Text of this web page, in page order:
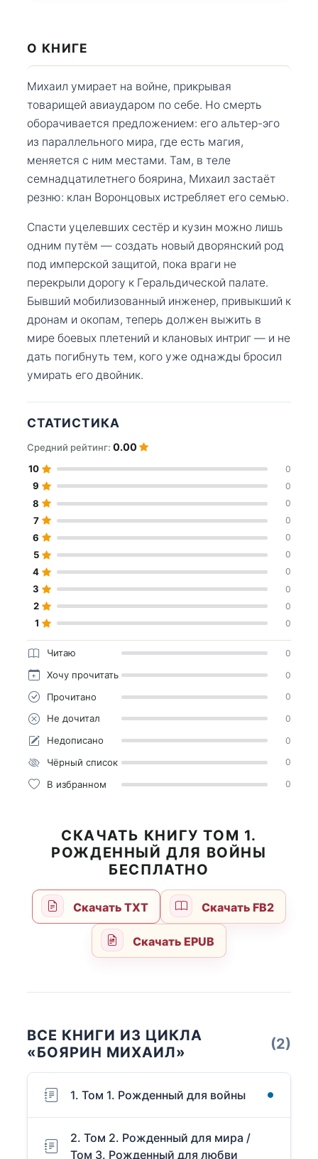
О КНИГЕ
Михаил умирает на войне, прикрывая
товарищей авиаударом по себе. Но смерть
оборачивается предложением: его альтер-эго
из параллельного мира, где есть магия,
меняется с ним местами. Там, в теле
семнадцатилетнего боярина, Михаил застаёт
резню: клан Воронцовых истребляет его семью.
Спасти уцелевших сестёр и кузин можно лишь
одним путём — создать новый дворянский род
под имперской защитой, пока враги не
перекрыли дорогу к Геральдической палате.
Бывший мобилизованный инженер, привыкший к
дронам и окопам, теперь должен выжить в
мире боевых плетений и клановых интриг — и не
дать погибнуть тем, кого уже однажды бросил
умирать его двойник.
СТАТИСТИКА
Средний рейтинг: 0.00
10 0
9 0
8 0
7 0
6 0
5 0
4 0
3 0
2 0
1 0
Читаю 0
Хочу прочитать 0
Прочитано 0
Не дочитал 0
Недописано 0
Чёрный список 0
В избранном 0
СКАЧАТЬ КНИГУ ТОМ 1.
РОЖДЕННЫЙ ДЛЯ ВОЙНЫ
БЕСПЛАТНО
Скачать TXT Скачать FB2
Скачать EPUB
ВСЕ КНИГИ ИЗ ЦИКЛА
«БОЯРИН МИХАИЛ»
(2)
1. Том 1. Рожденный для войны
2. Том 2. Рожденный для мира /
Том 3. Рожденный для любви